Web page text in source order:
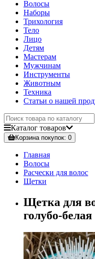
Волосы
Наборы
Трихология
Тело
Лицо
Детям
Мастерам
Мужчинам
Инструменты
Животным
Техника
Статьи о нашей
Каталог товаров
Корзинапокупок: 0
Главная
Волосы
Расчески для волос
Щетки
Щетка для
голубо-белая